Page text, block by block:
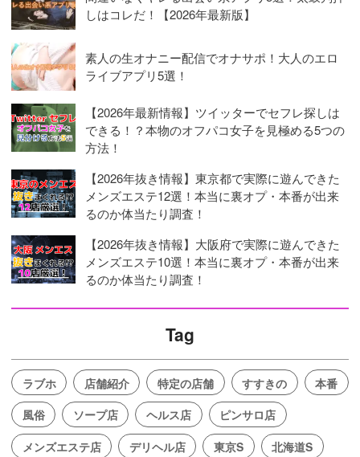
しはコレだ！【2026年最新版】
素人の生オナニー配信でオナサポ！大人のエロ
ライブアプリ5選！
【2026年最新情報】ツイッターでセフレ探しは
できる！？本物のオフパコ女子を見極める5つの
方法！
【2026年抜き情報】東京都で実際に遊んできた
メンズエステ12選！本当に裏オプ・本番が出来
るのか体当たり調査！
【2026年抜き情報】大阪府で実際に遊んできた
メンズエステ10選！本当に裏オプ・本番が出来
るのか体当たり調査！
Tag
ラブホ 店舗紹介 特定の店舗 すすきの
本番
風俗
ソープ店 ヘルス店
ピンサロ店
メンズエステ店
デリヘル店 東京S
北海道S